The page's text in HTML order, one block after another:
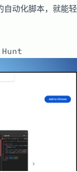
自动化脚本，就能轻